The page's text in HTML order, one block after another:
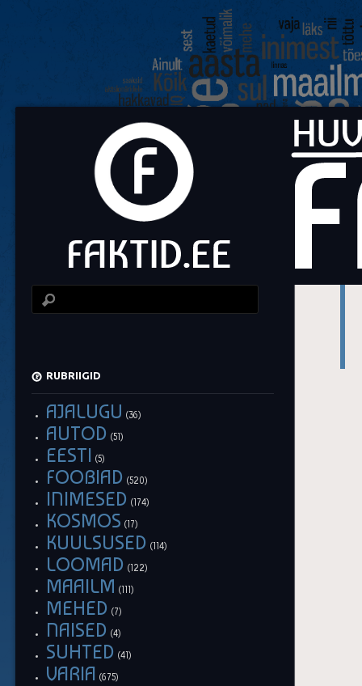
RUBRIIGID
AJALUGU (36)
AUTOD (51)
EESTI (5)
FOOBIAD (520)
INIMESED (174)
KOSMOS (17)
KUULSUSED (114)
LOOMAD (122)
MAAILM (111)
MEHED (7)
NAISED (4)
SUHTED (41)
VARIA (675)